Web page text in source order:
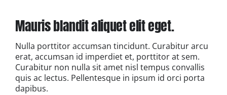
Mauris blandit aliquet elit eget.
Nulla porttitor accumsan tincidunt. Curabitur arcu
erat, accumsan id imperdiet et, porttitor at sem.
Curabitur non nulla sit amet nisl tempus convallis
quis ac lectus. Pellentesque in ipsum id orci porta
dapibus.